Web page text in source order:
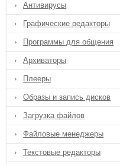
Антивирусы
Графические редакторы
Программы для общения
Архиваторы
Плееры
Образы и запись дисков
Загрузка файлов
Файловые менеджеры
Текстовые редакторы